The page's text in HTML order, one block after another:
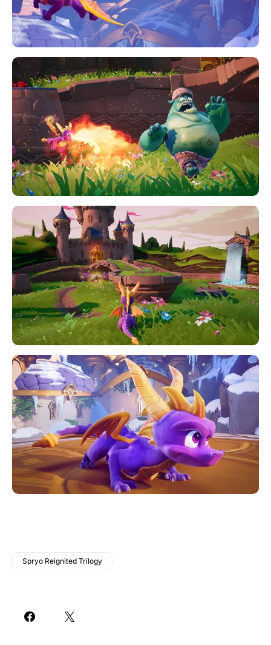
Spryo Reignited Trilogy